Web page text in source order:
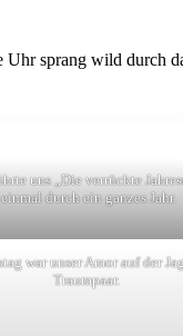
sprang wild durch
uns „Die verrückte
einmal durch ein ganzes Jahr.
war unser Amor auf der
Traumpaar.